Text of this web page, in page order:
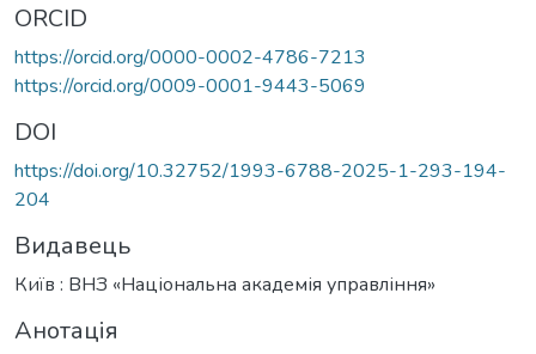
ORCID
https://orcid.org/0000-0002-4786-7213
https://orcid.org/0009-0001-9443-5069
DOI
https://doi.org/10.32752/1993-6788-2025-1-293-194-
204
Видавець
Київ : ВНЗ «Національна академія управління»
Анотація